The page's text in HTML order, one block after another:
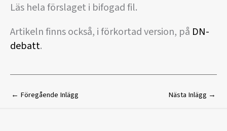
Läs hela förslaget i bifogad fil.
Artikeln finns också, i förkortad version, på DN-
debatt.
← Föregående Inlägg Nästa Inlägg →